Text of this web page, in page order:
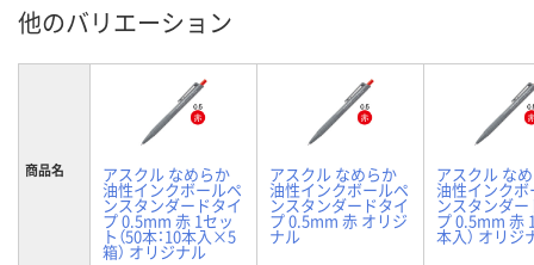
他のバリエーション
商品名 アスクル なめらか
油性インクボールペ
ンスタンダードタイ
プ 0.5mm 赤 1セッ
ト（50本：10本入×5
箱） オリジナル
アスクル なめらか
油性インクボールペ
ンスタンダードタイ
プ 0.5mm 赤 オリジ
ナル
アスクル な
油性インクボ
ンスタンダ
プ 0.5mm 赤
本入） オリジ